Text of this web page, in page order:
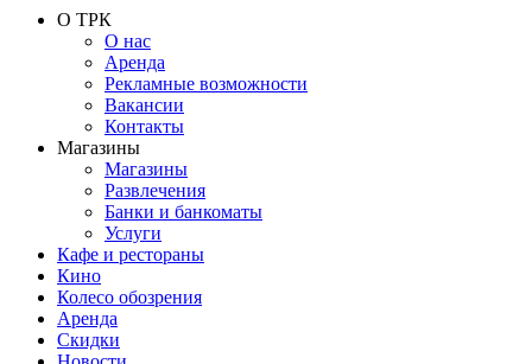
О ТРК
О нас
Аренда
Рекламные возможности
Вакансии
Контакты
Магазины
Магазины
Развлечения
Банки и банкоматы
Услуги
Кафе и рестораны
Кино
Колесо обозрения
Аренда
Скидки